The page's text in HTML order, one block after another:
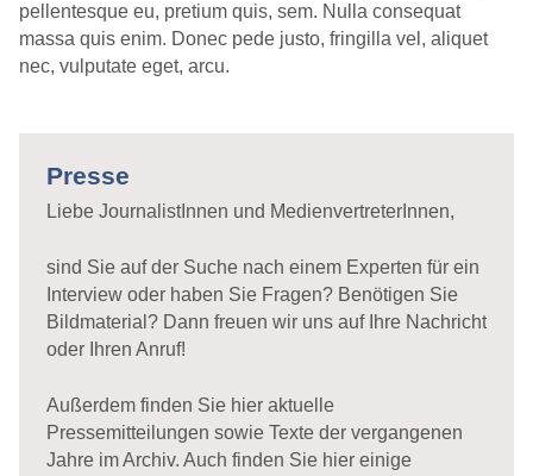
pellentesque eu, pretium quis, sem. Nulla consequat
massa quis enim. Donec pede justo, fringilla vel, aliquet
nec, vulputate eget, arcu.
Presse
Liebe JournalistInnen und MedienvertreterInnen,
sind Sie auf der Suche nach einem Experten für ein
Interview oder haben Sie Fragen? Benötigen Sie
Bildmaterial? Dann freuen wir uns auf Ihre Nachricht
oder Ihren Anruf!
Außerdem finden Sie hier aktuelle
Pressemitteilungen sowie Texte der vergangenen
Jahre im Archiv. Auch finden Sie hier einige